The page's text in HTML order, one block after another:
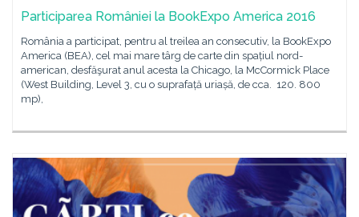
Participarea României la BookExpo America 2016
România a participat, pentru al treilea an consecutiv, la BookExpo
America (BEA), cel mai mare târg de carte din spațiul nord-
american, desfăşurat anul acesta la Chicago, la McCormick Place
(West Building, Level 3, cu o suprafață uriașă, de cca. 120. 800
mp),